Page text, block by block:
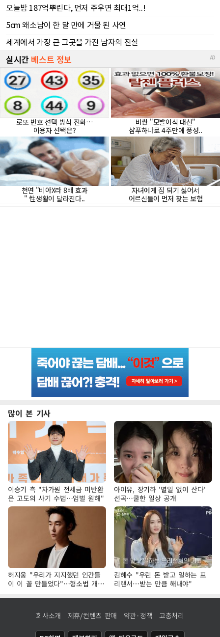
많이 본 기사
이승기 측 "차가원 전세금 미반환
은 고도의 사기 수법…엄벌 원해"
아이유, 장기하 '별일 없이 산다'
선곡…쿨한 일상 공개
허지웅 "우리가 지지했던 인간들
이 이 꼴 만들었다"…형소법 개정
에 격한 반응
김혜수 "우린 돈 받고 일하는 프
리랜서…받는 만큼 해내야"
회사소개 제휴/컨텐츠 판매 약관·정책 고충처리